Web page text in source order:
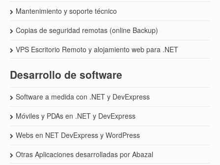
Mantenimiento y soporte técnico
Copias de seguridad remotas (online Backup)
VPS Escritorio Remoto y alojamiento web para .NET
Desarrollo de software
Software a medida con .NET y DevExpress
Móviles y PDAs en .NET y DevExpress
Webs en NET DevExpress y WordPress
Otras Aplicaciones desarrolladas por Abazal